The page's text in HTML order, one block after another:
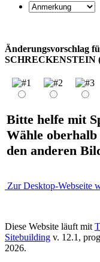
Änderungsvorschlag
SCHRECKENSTEIN
Bitte helfe mit
Wähle
den anderen
Zur Desktop-Webseite
Diese Website läuft mit
Sitebuilding v. 12.1,
2026.